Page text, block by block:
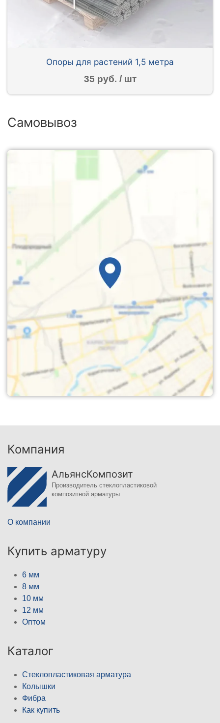
Опоры для растений 1,5 метра
35 руб. / шт
Самовывоз
Компания
АльянсКомпозит
Производитель стеклопластиковой
композитной арматуры
О компании
Купить арматуру
6 мм
8 мм
10 мм
12 мм
Оптом
Каталог
Стеклопластиковая арматура
Колышки
Фибра
Как купить